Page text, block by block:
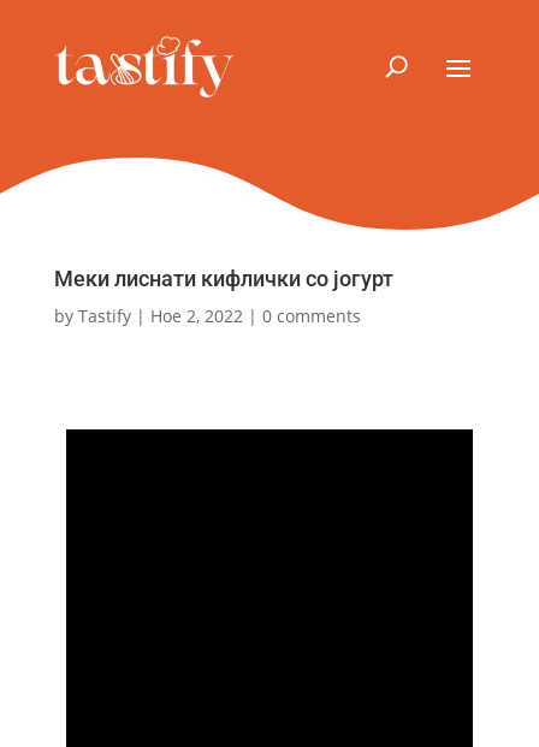
Меки лиснати кифлички со јогурт
by Tastify| Ное 2, 2022| 0 comments